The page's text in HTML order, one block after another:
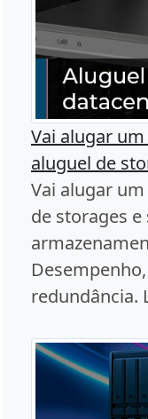
Vai alugar
aluguel de
Vai alugar
de storages
redundância.